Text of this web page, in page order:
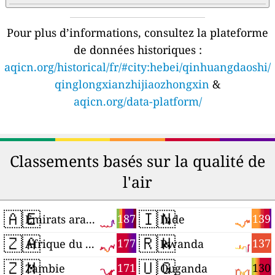
Pour plus d’informations, consultez la plateforme
de données historiques :
aqicn.org/historical/fr/#city:hebei/qinhuangdaoshi/
qinglongxianzhijiaozhongxin &
aqicn.org/data-platform/
Classements basés sur la qualité de
l'air
🇦🇪 187
Émirats arabes unis
🇿🇦 177
Afrique du Sud
🇿🇲 171
Zambie
🇮🇳 139
Inde
🇷🇼 137
Rwanda
🇺🇬 130
Ouganda